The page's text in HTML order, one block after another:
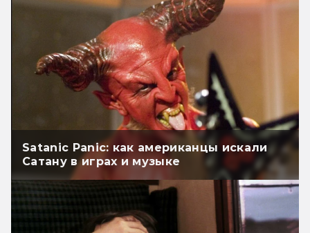
Satanic Panic: как американцы искали
Сатану в играх и музыке